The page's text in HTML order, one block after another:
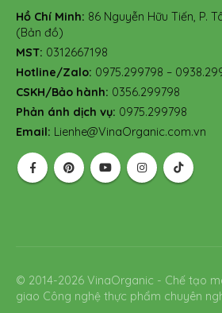
Hồ Chí Minh: 86 Nguyễn Hữu Tiến, P.
(Bản đồ)
MST: 0312667198
Hotline/Zalo: 0975.299798 –
CSKH/Bảo hành: 0356.299798
Phản ánh dịch vụ: 0975.299798
Email: Lienhe@VinaOrganic.com.vn
© 2014-2026 VinaOrganic - Chế tạo
giao Công nghệ thực phẩm chuyên